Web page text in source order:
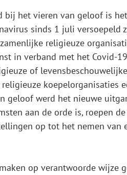
bij het vieren van geloof is
sinds 1 juli versoepeld
religieuze
in verband met het Covid-
of
koepelorganisaties
geloof werd het nieuwe
aan de orde is, roepen
op tot het nemen
op verantwoorde wijze